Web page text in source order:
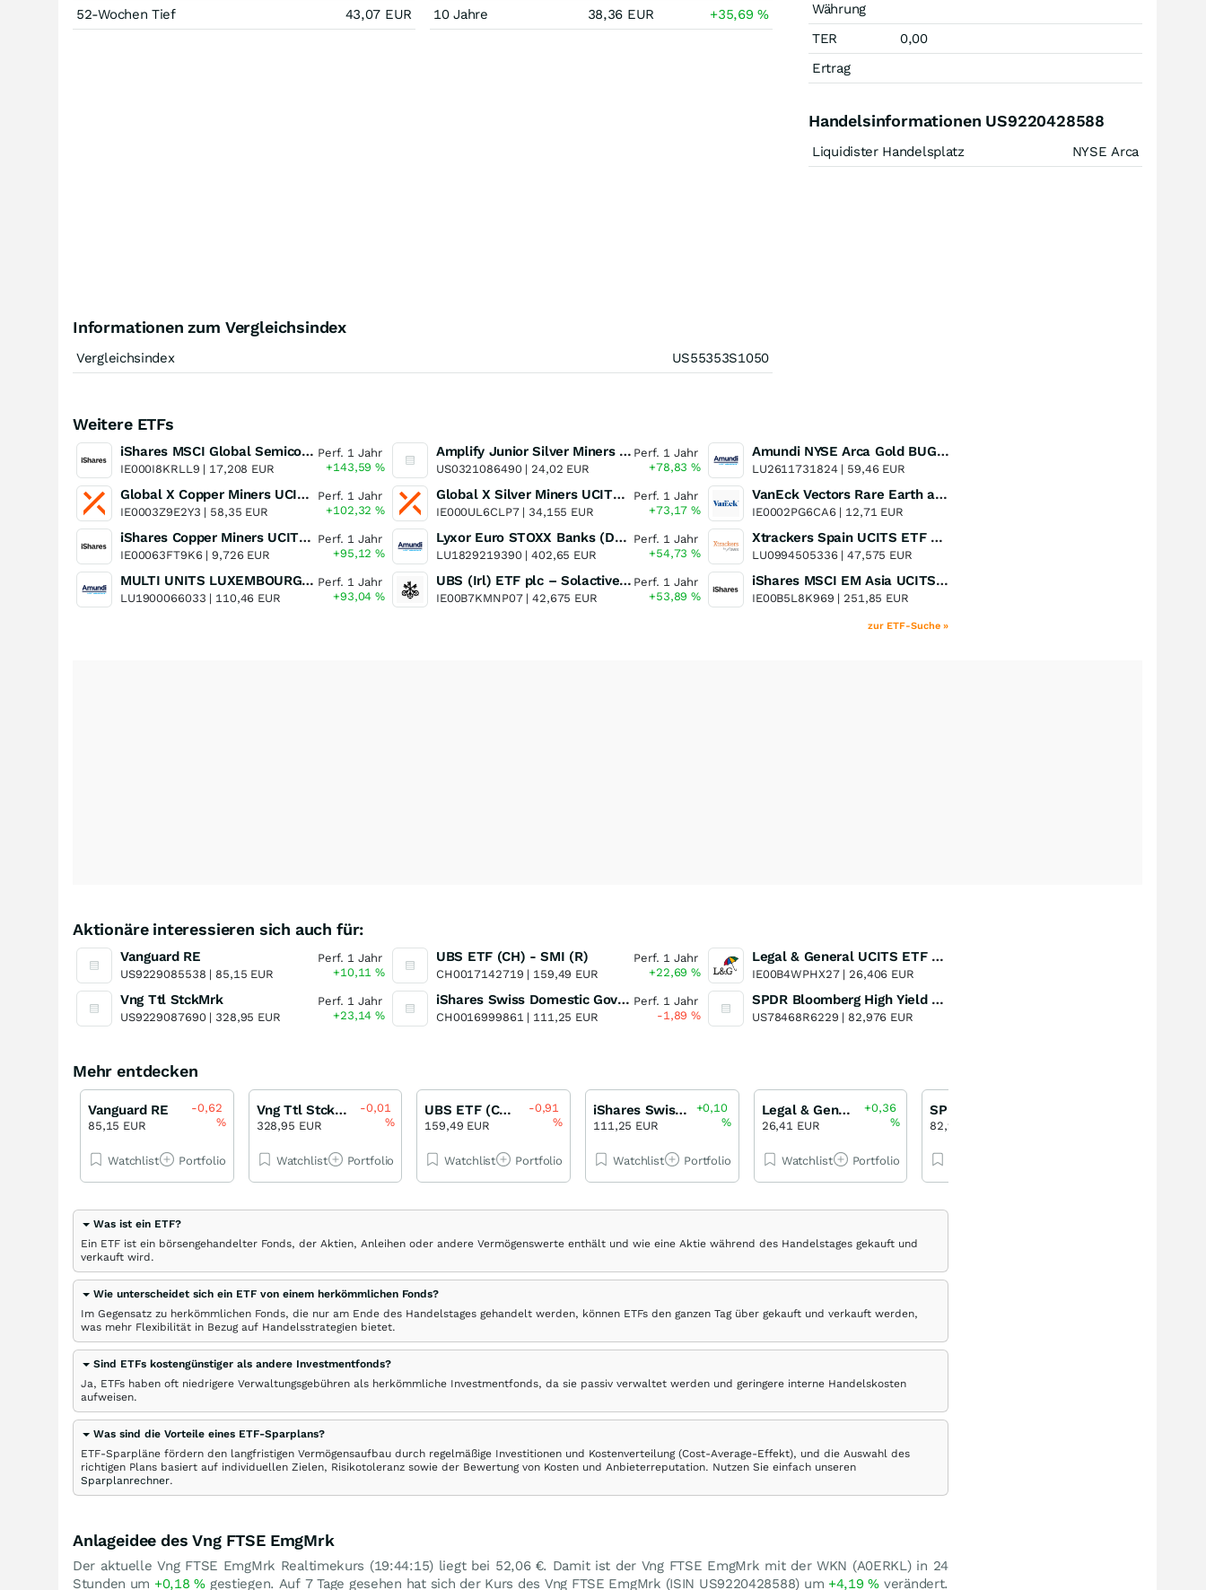
52-Wochen Tief
43,07 EUR
10 Jahre
38,36 EUR +35,69%
Informationen zum Vergleichsindex
Vergleichsindex US55353S1050
Währung
TER
0,00
Ertrag
Handelsinformationen US9220428588
Liquidister Handelsplatz NYSE Arca
Weitere ETFs
iShares MSCI Global Semiconductors UCITS ETF USD (Acc)
IE000I8KRLL9 | 17,208 EUR
Perf. 1 Jahr
+143,59%
Global X Copper Miners UCITS ETF USD Acc
IE0003Z9E2Y3 | 58,35 EUR
Perf. 1 Jahr
+102,32%
iShares Copper Miners UCITS ETF
IE00063FT9K6 |9,726 EUR
Perf. 1 Jahr
+95,12%
MULTI UNITS LUXEMBOURG - Lyxor MSCI Semiconductors ESG Filtered
LU1900066033 | 110,46 EUR
Perf. 1 Jahr
+93,04%
Amplify Junior Silver Miners ETF Junior Silver Miners ETF
US0321086490 | 24,02 EUR
Perf. 1 Jahr
+78,83%
Global X Silver Miners UCITS ETF
IE000UL6CLP7 | 34,155 EUR
Perf. 1 Jahr
+73,17%
Lyxor Euro STOXX Banks (DR) UCITS ETF- Acc
LU1829219390 |402,65 EUR
Perf. 1 Jahr
+54,73%
UBS (Irl) ETF plc – Solactive Global Pure Gold Miners UCITS ETF - A Dis USD o.N.
IE00B7KMNP07 |42,675 EUR
Perf. 1 Jahr
+53,89%
Amundi NYSE Arca Gold BUGS UCITS ETF Dist
LU2611731824 | 59,46 EUR
VanEck Vectors Rare Earth and Strategic Metals UCITS ETF
IE0002PG6CA6 | 12,71 EUR
Xtrackers Spain UCITS ETF Distribution
LU0994505336 |47,575 EUR
iShares MSCI EM Asia UCITS ETF
IE00B5L8K969 | 251,85 EUR
zur ETF-Suche »
Aktionäre interessieren sich auch für:
Vanguard RE
US9229085538 | 85,15 EUR
Perf. 1 Jahr
+10,11%
Vng Ttl StckMrk
US9229087690 | 328,95 EUR
Perf. 1 Jahr
+23,14%
UBS ETF (CH) - SMI (R)
CH0017142719 | 159,49 EUR
Perf. 1 Jahr
+22,69%
iShares Swiss Domestic Government Bond 7-15 ETF (CH)
CH0016999861 | 111,25 EUR
Perf. 1 Jahr
-1,89%
Legal & General UCITS ETF Plc - L&G Longer Dated All Commodities UCITS ETF
IE00B4WPHX27 | 26,406 EUR
SPDR Bloomberg High Yield Bond ETF
US78468R6229 | 82,976 EUR
Mehr entdecken
Vanguard RE
85,15 EUR
-0,62
%
Watchlist Portfolio
Vng Ttl StckMrk
328,95 EUR
-0,01
%
Watchlist Portfolio
UBS ETF (CH) - SMI (R)
159,49 EUR
-0,91
%
Watchlist Portfolio
iShares Swiss Domestic Government Bond 7-15 ETF (CH)
111,25 EUR
+0,10
%
Watchlist Portfolio
Legal & General UCITS ETF Plc - L&G Longer Dated All Commodities UCITS ETF
26,41 EUR
+0,36
%
Watchlist Portfolio
82,98 EUR
Was ist ein ETF?
Ein ETF ist ein börsengehandelter Fonds, der Aktien, Anleihen oder andere Vermögenswerte enthält und wie eine Aktie während des Handelstages gekauft und
verkauft wird.
Wie unterscheidet sich ein ETF von einem herkömmlichen Fonds?
Im Gegensatz zu herkömmlichen Fonds, die nur am Ende des Handelstages gehandelt werden, können ETFs den ganzen Tag über gekauft und verkauft werden,
was mehr Flexibilität in Bezug auf Handelsstrategien bietet.
Sind ETFs kostengünstiger als andere Investmentfonds?
Ja, ETFs haben oft niedrigere Verwaltungsgebühren als herkömmliche Investmentfonds, da sie passiv verwaltet werden und geringere interne Handelskosten
aufweisen.
Was sind die Vorteile eines ETF-Sparplans?
ETF-Sparpläne fördern den langfristigen Vermögensaufbau durch regelmäßige Investitionen und Kostenverteilung (Cost-Average-Effekt), und die Auswahl des
richtigen Plans basiert auf individuellen Zielen, Risikotoleranz sowie der Bewertung von Kosten und Anbieterreputation. Nutzen Sie einfach unseren
Sparplanrechner.
Anlageidee des Vng FTSE EmgMrk
Der aktuelle Vng FTSE EmgMrk Realtimekurs (19:44:15) liegt bei 52,06 €. Damit ist der Vng FTSE EmgMrk mit der WKN (A0ERKL) in 24
Stunden um +0,18% gestiegen. Auf 7 Tage gesehen hat sich der Kurs des Vng FTSE EmgMrk (ISIN US9220428588) um +4,19% verändert.